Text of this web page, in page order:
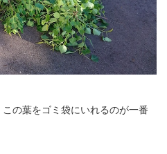
の葉をゴミ袋にいれるのが一番